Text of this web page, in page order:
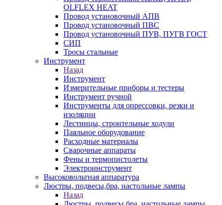
OLFLEX HEAT
Провод установочный АПВ
Провод установочный ПВС
Провод установочный ПУВ, ПУГВ ГОСТ
СИП
Тросы стальные
Инструмент
Назад
Инструмент
Измерительные приборы и тестеры
Инструмент ручной
Инструменты для опрессовки, резки и
изоляции
Лестницы, строительные ходули
Паяльное оборудование
Расходные материалы
Сварочные аппараты
Фены и термопистолеты
Электроинструмент
Высоковольтная аппаратура
Люстры, подвесы,бра, настольные лампы
Назад